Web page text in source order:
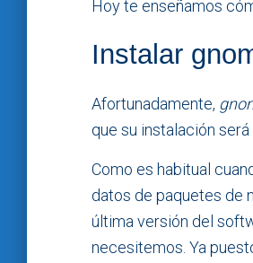
Hoy te enseñamos
Instalar
Afortunadamente,
que su instalación será
Como es habitual
datos de paquetes de
última versión del
necesitemos. Ya